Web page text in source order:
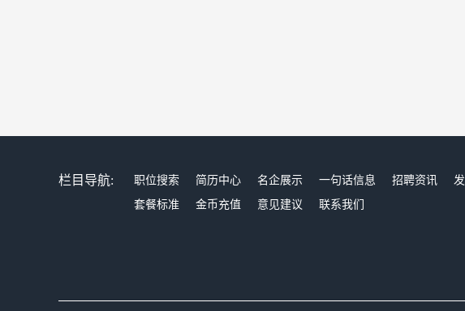
栏目导航: 职位搜索 简历中心 名企展示 一句话信息 招聘资讯
套餐标准
金币充值 意见建议 联系我们